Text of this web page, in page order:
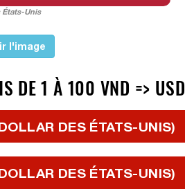
États-Unis
l'image
DE 1 À 100 VND => USD
DES ÉTATS-UNIS)
DES ÉTATS-UNIS)